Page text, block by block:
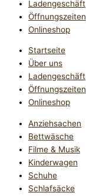
Ladengeschäft
Öffnungszeiten
Onlineshop
Startseite
Über uns
Ladengeschäft
Öffnungszeiten
Onlineshop
Anziehsachen
Bettwäsche
Filme & Musik
Kinderwagen
Schuhe
Schlafsäcke